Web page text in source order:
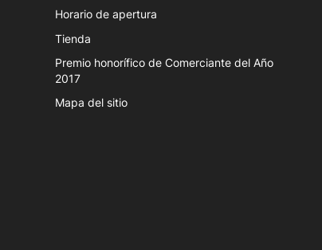
Horario de apertura
Tienda
Premio honorífico de Comerciante del Año
2017
Mapa del sitio